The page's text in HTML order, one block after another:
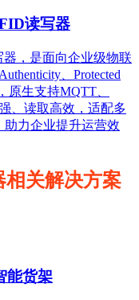
读写器
器，是面向企业级物联
、Protected
原生支持MQTT、
、读取高效，适配多
力企业提升运营效
关解决方案
能货架